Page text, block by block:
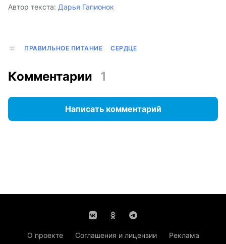
Автор текста: Дарья Гапионок
ПРАВИЛЬНОЕ ПИТАНИЕ СЕРДЦЕ
Комментарии 1
Написать комментарий
О проекте Соглашения и лицензии
Реклама